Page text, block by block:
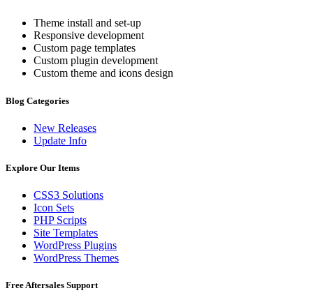
Theme install and set-up
Responsive development
Custom page templates
Custom plugin development
Custom theme and icons design
Blog Categories
New Releases
Update Info
Explore Our Items
CSS3 Solutions
Icon Sets
PHP Scripts
Site Templates
WordPress Plugins
WordPress Themes
Free Aftersales Support